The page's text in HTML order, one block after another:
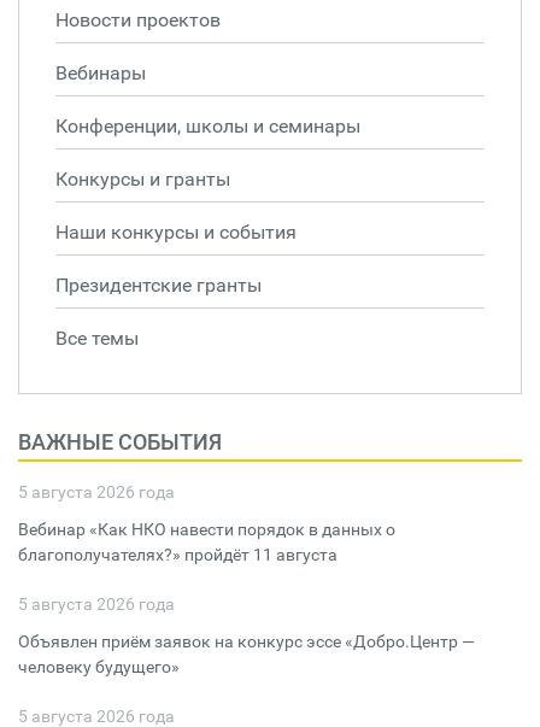
Новости проектов
Вебинары
Конференции, школы и семинары
Конкурсы и гранты
Наши конкурсы и события
Президентские гранты
Все темы
ВАЖНЫЕ СОБЫТИЯ
5 августа 2026 года
Вебинар «Как НКО навести порядок в данных о
благополучателях?» пройдёт 11 августа
5 августа 2026 года
Объявлен приём заявок на конкурс эссе «Добро.Центр —
человеку будущего»
5 августа 2026 года